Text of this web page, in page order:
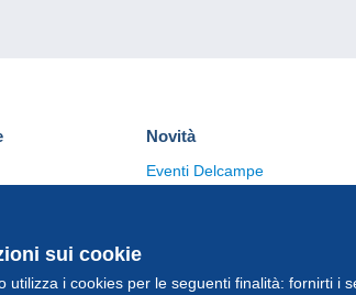
sui cookie
utilizza i cookies per le seguenti finalità: fornirti i
Novità
Eventi Delcampe